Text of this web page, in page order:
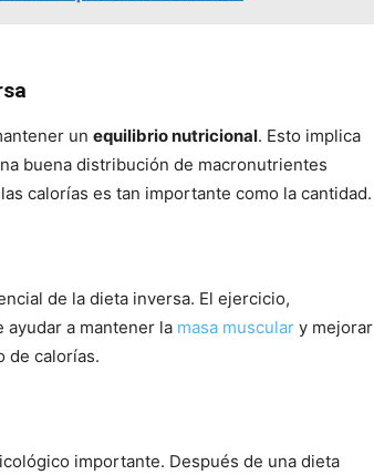
un equilibrio nutricional. Esto implica
buena distribución de macronutrientes
calorías es tan importante como la cantidad.
de la dieta inversa. El ejercicio,
ayudar a mantener la masa muscular y mejorar
de calorías.
importante. Después de una dieta